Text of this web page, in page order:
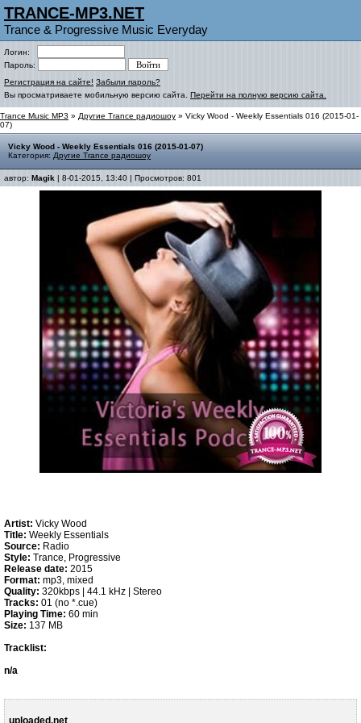
TRANCE-MP3.NET
Trance & Progressive Music Everyday
Логин:
Пароль:
Регистрация на сайте! Забыли пароль?
Вы просматриваете мобильную версию сайта. Перейти на полную версию сайта.
Trance Music MP3 » Другие Trance радиошоу » Vicky Wood - Weekly Essentials 016 (2015-01-
07)
Vicky Wood - Weekly Essentials 016 (2015-01-07)
Категория: Другие Trance радиошоу
автор: Magik | 8-01-2015, 13:40 | Просмотров: 801
Artist: Vicky Wood
Title: Weekly Essentials
Source: Radio
Style: Trance, Progressive
Release date: 2015
Format: mp3, mixed
Quality: 320kbps | 44.1 kHz | Stereo
Tracks: 01 (no *.cue)
Playing Time: 60 min
Size: 137 MB
Tracklist:
n/a
uploaded.net